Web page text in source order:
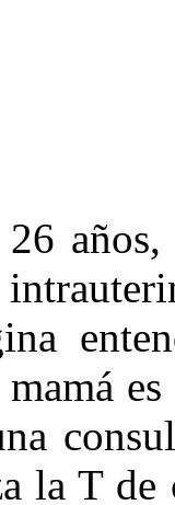
la T de